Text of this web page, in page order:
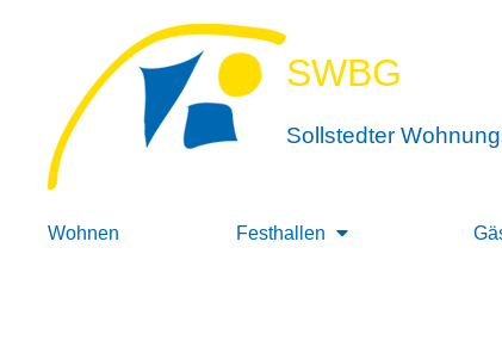
SWBG
Sollstedter
Wohnen Festhallen